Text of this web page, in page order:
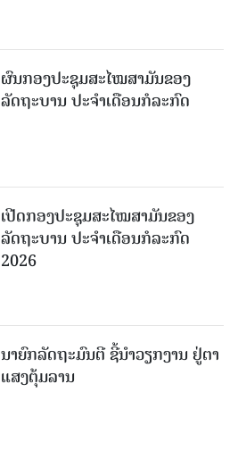
ຜົນກອງປະຊຸມສະໄໝສາມັນຂອງ
ລັດຖະບານ ປະຈຳເດືອນກໍລະກົດ
ເປີດກອງປະຊຸມສະໄໝສາມັນຂອງ
ລັດຖະບານ ປະຈໍາເດືອນກໍລະກົດ
2026
ນາຍົກລັດຖະມົນຕີ ຊີ້ນຳວຽກງານ ຢູ່ຕາ
ແສງຕຸ້ມລານ